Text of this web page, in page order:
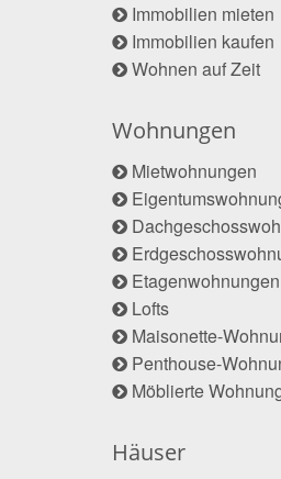
Immobilien mieten
Immobilien kaufen
Wohnen auf Zeit
Wohnungen
Mietwohnungen
Etagenwohnungen
Lofts
Maisonette-
Penthouse-
Möblierte
Häuser